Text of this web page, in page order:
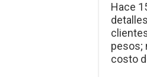
Hace
pesos;
costo